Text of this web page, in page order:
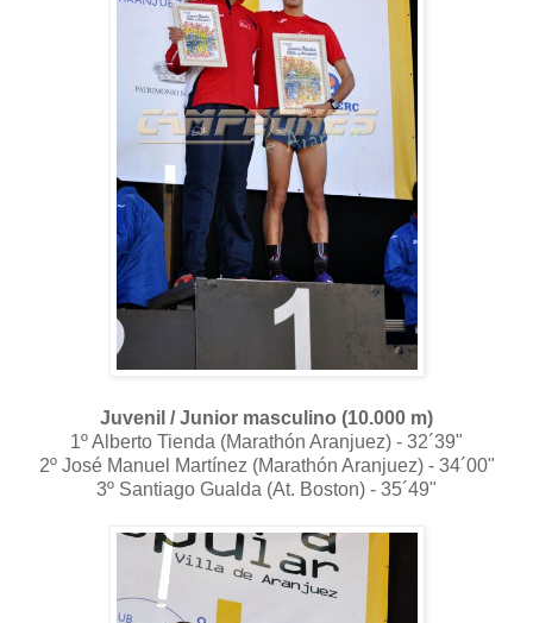
Juvenil / Junior masculino (10.000 m)
1º Alberto Tienda (Marathón Aranjuez) - 32´39"
2º José Manuel Martínez (Marathón Aranjuez) - 34´00"
3º Santiago Gualda (At. Boston) - 35´49"